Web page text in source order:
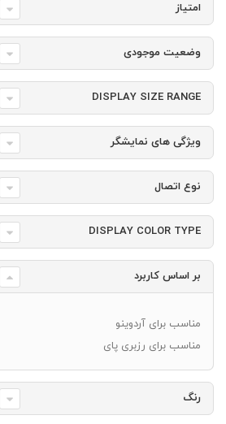
امتیاز
وضعیت موجودی
DISPLAY SIZE RANGE
ویژگی های نمایشگر
نوع اتصال
DISPLAY COLOR TYPE
بر اساس کاربرد
مناسب برای آردوینو
مناسب برای رزبری پای
رنگ